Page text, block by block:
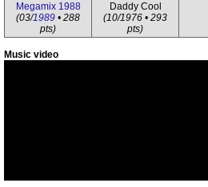
Megamix 1988
(03/1989 • 288
pts)
Daddy Cool
(10/1976 • 293
pts)
Music video